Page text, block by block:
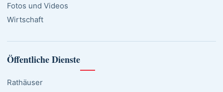
Fotos und Videos
Wirtschaft
Öffentliche Dienste
Rathäuser